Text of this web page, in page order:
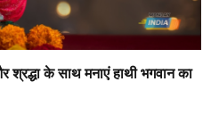
के साथ मनाएं हाथी भगवान का